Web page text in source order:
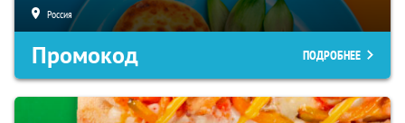
Россия
Промокод ПОДРОБНЕЕ